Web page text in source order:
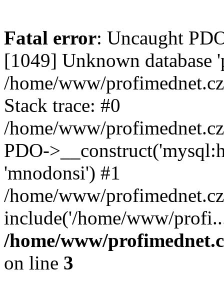
Fatal error: Uncaught
[1049] Unknown database
/home/www/
Stack trace: #0
/home/www/
PDO-
'mnodonsi') #1
/home/www/
include('/home/www/
/home/www/
on line 3